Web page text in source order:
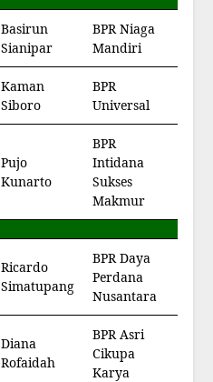
Basirun
Sianipar
BPR Niaga
Mandiri
Kaman
Siboro
BPR
Universal
Pujo
Kunarto
BPR
Intidana
Sukses
Makmur
Ricardo
Simatupang
BPR Daya
Perdana
Nusantara
Diana
Rofaidah
BPR Asri
Cikupa
Karya